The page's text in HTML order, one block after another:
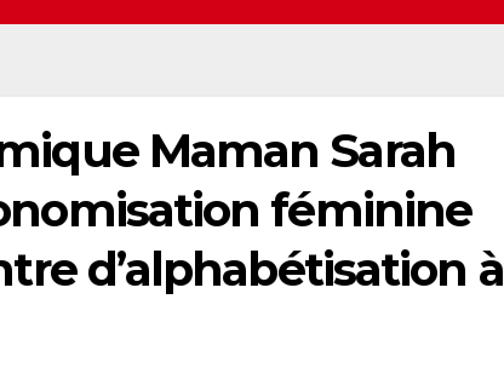
Maman Sarah
féminine
d’alphabétisation à